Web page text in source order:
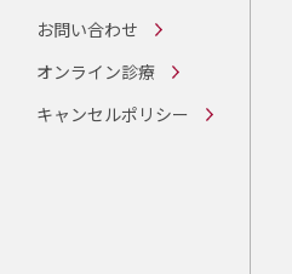
お問い合わせ
オンライン診療
キャンセルポリシー